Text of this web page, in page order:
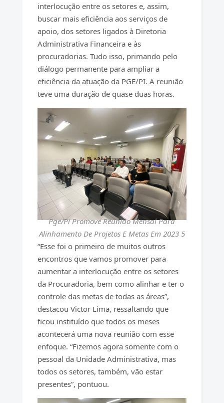
interlocução entre os setores e, assim,
buscar mais eficiência aos serviços de
apoio, dos setores ligados à Diretoria
Administrativa Financeira e às
procuradorias. Tudo isso, primando pelo
diálogo permanente para ampliar a
eficiência da atuação da PGE/PI. A reunião
teve uma duração de quase duas horas.
Pge/Pi Promove Reunião Mensal Para
Alinhamento De Projetos E Metas Em 2023 5
“Esse foi o primeiro de muitos outros
encontros que vamos promover para
aumentar a interlocução entre os setores
da Procuradoria, bem como alinhar e ter o
controle das metas de todas as áreas”,
destacou Victor Lima, ressaltando que
ficou instituído que todos os meses
acontecerá uma nova reunião com esse
enfoque. “Fizemos agora somente com o
pessoal da Unidade Administrativa, mas
todos os setores, também, vão estar
presentes”, pontuou.